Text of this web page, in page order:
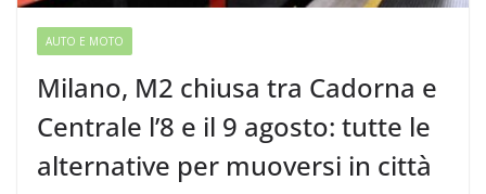
AUTO E MOTO
Milano, M2 chiusa tra Cadorna e
Centrale l’8 e il 9 agosto: tutte le
alternative per muoversi in città